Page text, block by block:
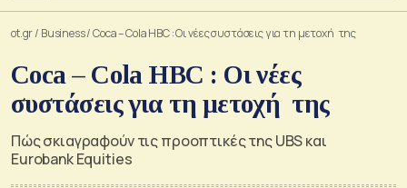
ot.gr/ Business/Coca – Cola HBC : Οι νέες συστάσεις για τη μετοχή της
Coca – Cola HBC : Οι νέες
συστάσεις για τη μετοχή της
Πώς σκιαγραφούν τις προοπτικές της UBS και
Eurobank Equities